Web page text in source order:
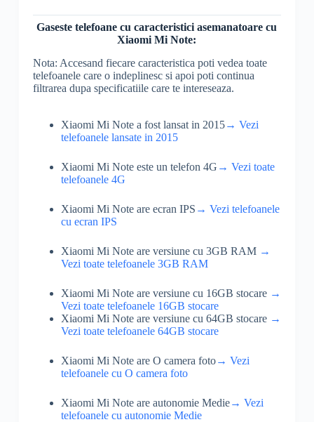
Gaseste telefoane cu caracteristici asemanatoare cu
Xiaomi Mi Note:
Nota: Accesand fiecare caracteristica poti vedea toate
telefoanele care o indeplinesc si apoi poti continua
filtrarea dupa specificatiile care te intereseaza.
Xiaomi Mi Note a fost lansat in 2015→ Vezi
telefoanele lansate in 2015
Xiaomi Mi Note este un telefon 4G → Vezi toate
telefoanele 4G
Xiaomi Mi Note are ecran IPS → Vezi telefoanele
cu ecran IPS
Xiaomi Mi Note are versiune cu 3GB RAM →
Vezi toate telefoanele 3GB RAM
Xiaomi Mi Note are versiune cu 16GB stocare →
Vezi toate telefoanele 16GB stocare
Xiaomi Mi Note are versiune cu 64GB stocare →
Vezi toate telefoanele 64GB stocare
Xiaomi Mi Note are O camera foto→ Vezi
telefoanele cu O camera foto
Xiaomi Mi Note are autonomie Medie→ Vezi
telefoanele cu autonomie Medie